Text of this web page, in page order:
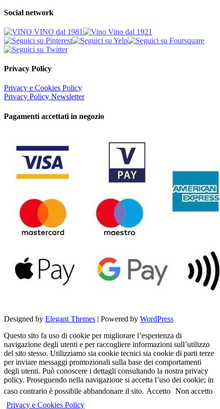
Social network
Privacy Policy
Privacy e Cookies Policy
Privacy Policy Newsletter
Pagamenti accettati in negozio
Designed by Elegant Themes | Powered by WordPress
Questo sito fa uso di cookie per migliorare l’esperienza di
navigazione degli utenti e per raccogliere informazioni sull’utilizzo
del sito stesso. Utilizziamo sia cookie tecnici sia cookie di parti terze
per inviare messaggi promozionali sulla base dei comportamenti
degli utenti. Può conoscere i dettagli consultando la nostra privacy
policy. Proseguendo nella navigazione si accetta l’uso dei cookie; in
caso contrario è possibile abbandonare il sito. Accetto Non accetto
Privacy e Cookies Policy